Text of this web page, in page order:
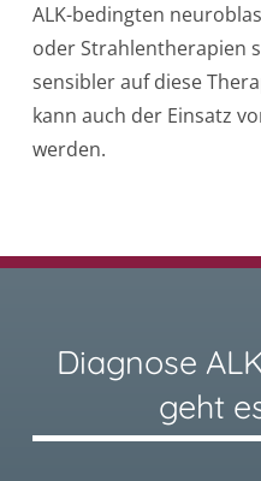
ALK-bedingten
oder Strahlentherapien
sensibler auf diese
kann auch der Einsatz
werden.
Diagnose
geht